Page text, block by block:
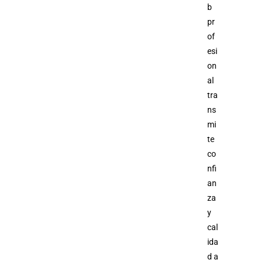
b
pr
of
esi
on
al
tra
ns
mi
te
co
nfi
an
za
y
cal
ida
d a